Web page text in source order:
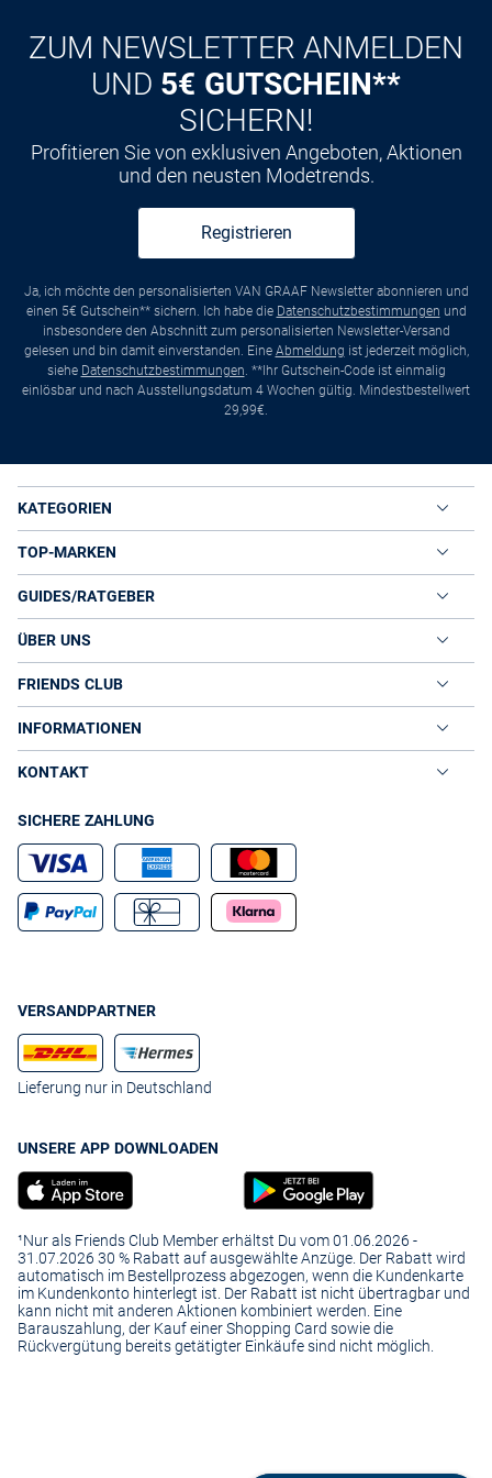
ZUM NEWSLETTER ANMELDEN
UND 5€ GUTSCHEIN**
SICHERN!
Profitieren Sie von exklusiven Angeboten, Aktionen
und den neusten Modetrends.
Registrieren
Ja, ich möchte den personalisierten VAN GRAAF Newsletter abonnieren und
einen 5€ Gutschein** sichern. Ich habe die Datenschutzbestimmungen und
insbesondere den Abschnitt zum personalisierten Newsletter-Versand
gelesen und bin damit einverstanden. Eine Abmeldung ist jederzeit möglich,
siehe Datenschutzbestimmungen . **Ihr Gutschein-Code ist einmalig
einlösbar und nach Ausstellungsdatum 4 Wochen gültig. Mindestbestellwert
29,99€.
KATEGORIEN
TOP-MARKEN
GUIDES/RATGEBER
ÜBER UNS
FRIENDS CLUB
INFORMATIONEN
KONTAKT
SICHERE ZAHLUNG
VERSANDPARTNER
Lieferung nur in Deutschland
UNSERE APP DOWNLOADEN
¹Nur als Friends Club Member erhältst Du vom 01.06.2026 -
31.07.2026 30 % Rabatt auf ausgewählte Anzüge. Der Rabatt wird
automatisch im Bestellprozess abgezogen, wenn die Kundenkarte
im Kundenkonto hinterlegt ist. Der Rabatt ist nicht übertragbar und
kann nicht mit anderen Aktionen kombiniert werden. Eine
Barauszahlung, der Kauf einer Shopping Card sowie die
Rückvergütung bereits getätigter Einkäufe sind nicht möglich.